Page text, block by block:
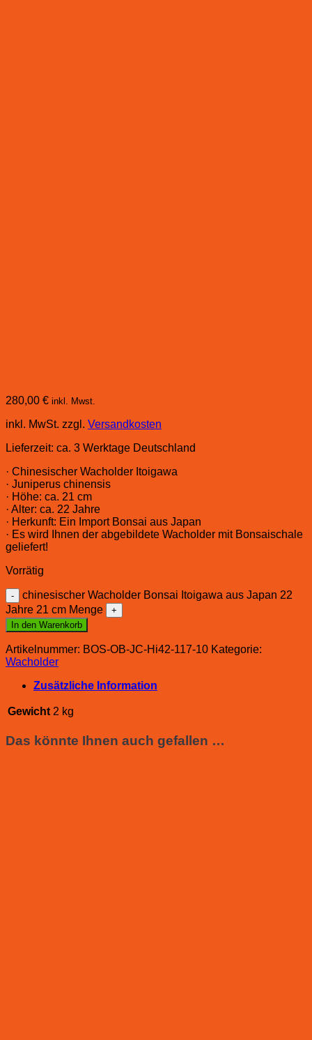
280,00 € inkl. Mwst.
inkl. MwSt. zzgl. Versandkosten
Lieferzeit: ca. 3 Werktage Deutschland
· Chinesischer Wacholder Itoigawa
· Juniperus chinensis
· Höhe: ca. 21 cm
· Alter: ca. 22 Jahre
· Herkunft: Ein Import Bonsai aus Japan
· Es wird Ihnen der abgebildete Wacholder mit Bonsaischale
geliefert!
Vorrätig
chinesischer Wacholder Bonsai Itoigawa aus Japan 22
Jahre 21 cm Menge
In den Warenkorb
Artikelnummer: BOS-OB-JC-Hi42-117-10 Kategorie:
Wacholder
Zusätzliche Information
Gewicht 2 kg
Das könnte Ihnen auch gefallen …